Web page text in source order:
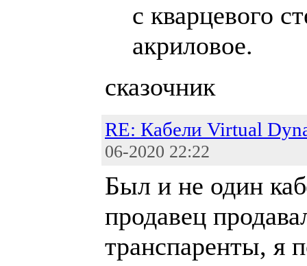
с кварцевого
акриловое.
сказочник
RE: Кабели Virtual
06-2020 22:22
Был и не один
продавец
транспаренты, я